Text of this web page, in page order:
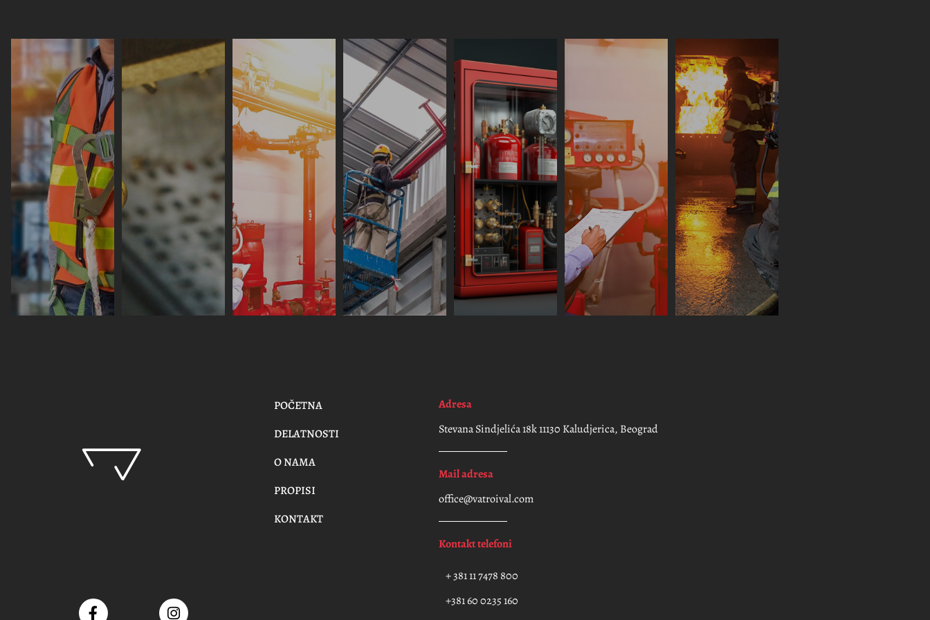
POČETNA
DELATNOSTI
O NAMA
PROPISI
KONTAKT
Adresa
Stevana Sindjelića 18k 11130 Kaludjerica, Beograd
Mail adresa
office@vatroival.com
Kontakt telefoni
+ 381 11 7478 800
+381 60 0235 160